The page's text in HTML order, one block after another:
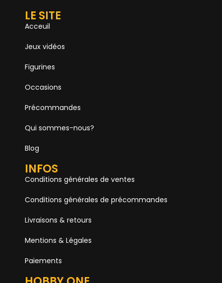
LE SITE
Acceuil
Jeux vidéos
Figurines
Occasions
Précommandes
Qui sommes-nous?
Blog
INFOS
Conditions générales de ventes
Conditions générales de précommandes
Livraisons & retours
Mentions & Légales
Paiements